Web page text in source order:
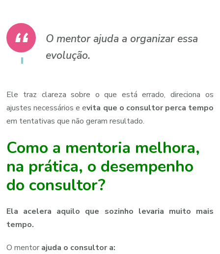
O mentor ajuda a organizar essa
evolução.
Ele traz clareza sobre o que está errado, direciona os
ajustes necessários e evita que o consultor perca tempo
em tentativas que não geram resultado.
Como a mentoria melhora,
na prática, o desempenho
do consultor?
Ela acelera aquilo que sozinho levaria muito mais
tempo.
O mentor ajuda o consultor a: